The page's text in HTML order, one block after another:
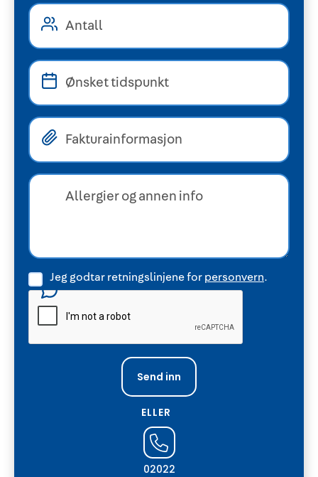
Jeg godtar retningslinjene for personvern.
ELLER
02022